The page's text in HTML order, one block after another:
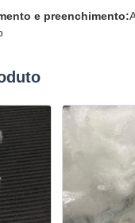
e preenchimento: